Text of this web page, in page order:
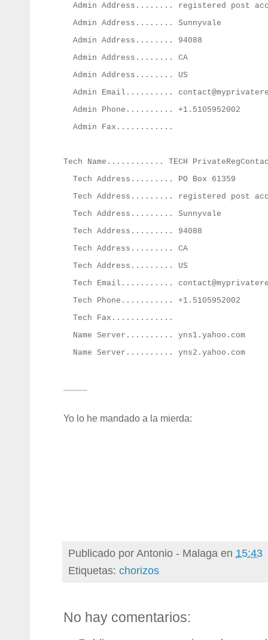
Admin Address........ registered post
Admin Address........ Sunnyvale
Admin Address........ 94088
Admin Address........ CA
Admin Address........ US
Admin Email..........
Admin Phone.......... +1.5105952002
Admin Fax............
Tech Name............ TECH
Tech Address......... PO Box 61359
Tech Address......... registered post
Tech Address......... Sunnyvale
Tech Address......... 94088
Tech Address......... CA
Tech Address......... US
Tech Email...........
Tech Phone........... +1.5105952002
Tech Fax.............
Name Server.......... yns1.yahoo.com
Name Server.......... yns2.yahoo.com
Yo lo he mandado a la mierda:
Publicado porAntonio - Malaga en 15:43
Etiquetas: chorizos
No hay comentarios: